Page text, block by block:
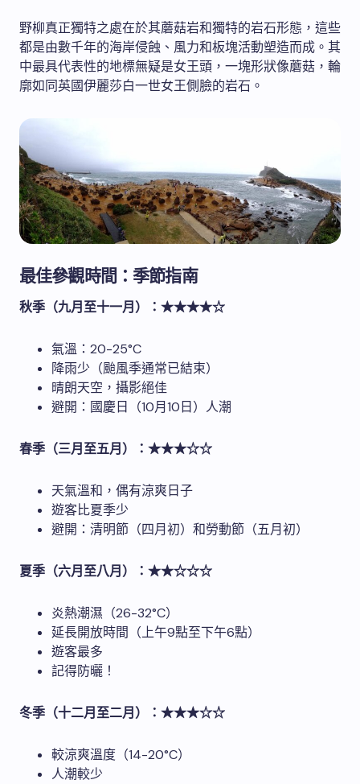
野柳真正獨特之處在於其蘑菇岩和獨特的岩石形態，這些
都是由數千年的海岸侵蝕、風力和板塊活動塑造而成。其
中最具代表性的地標無疑是女王頭，一塊形狀像蘑菇，輪
廓如同英國伊麗莎白一世女王側臉的岩石。
最佳參觀時間：季節指南
秋季（九月至十一月）：★★★★☆
氣溫：20-25°C
降雨少（颱風季通常已結束）
晴朗天空，攝影絕佳
避開：國慶日（10月10日）人潮
春季（三月至五月）：★★★☆☆
天氣溫和，偶有涼爽日子
遊客比夏季少
避開：清明節（四月初）和勞動節（五月初）
夏季（六月至八月）：★★☆☆☆
炎熱潮濕（26-32°C）
延長開放時間（上午9點至下午6點）
遊客最多
記得防曬！
冬季（十二月至二月）：★★★☆☆
較涼爽溫度（14-20°C）
人潮較少